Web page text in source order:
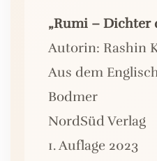
„Rumi – Dichter
Autorin: Rashin
Aus dem
Bodmer
NordSüd Verlag
1. Auflage 2023